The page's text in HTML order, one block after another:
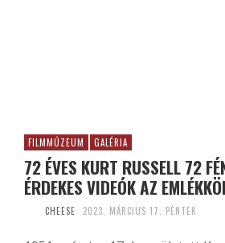
FILMMÚZEUM GALÉRIA
72 ÉVES KURT RUSSELL 72
ÉRDEKES VIDEÓK AZ
CHEESE 2023. MÁRCIUS 17. PÉNTEK